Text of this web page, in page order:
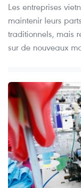
Les entreprises
maintenir leurs
traditionnels, mais
sur de nouveaux